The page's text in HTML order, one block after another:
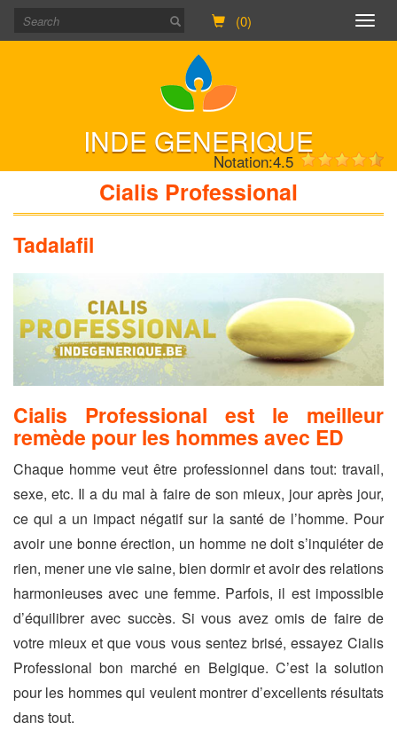
(0)
INDE GENERIQUE
Cialis Professional
Tadalafil
Cialis Professional est le meilleur
remède pour les hommes avec ED
Chaque homme veut être professionnel dans tout: travail,
sexe, etc. Il a du mal à faire de son mieux, jour après jour,
ce qui a un impact négatif sur la santé de l’homme. Pour
avoir une bonne érection, un homme ne doit s’inquiéter de
rien, mener une vie saine, bien dormir et avoir des relations
harmonieuses avec une femme. Parfois, il est impossible
d’équilibrer avec succès. Si vous avez omis de faire de
votre mieux et que vous vous sentez brisé, essayez Cialis
Professional bon marché en Belgique. C’est la solution
pour les hommes qui veulent montrer d’excellents résultats
dans tout.
Notation:4.5